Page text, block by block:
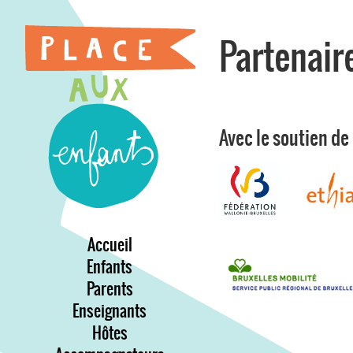
Accueil
Enfants
Parents
Enseignants
Hôtes
Avec le soutien de